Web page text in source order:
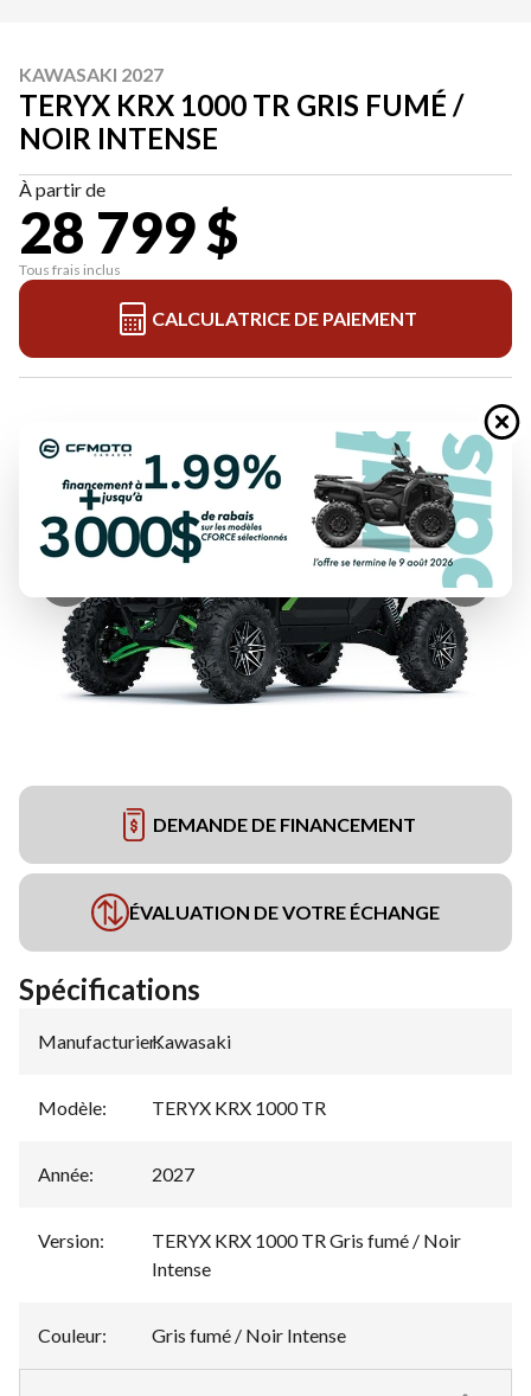
KAWASAKI 2027
TERYX KRX 1000 TR GRIS FUMÉ /
NOIR INTENSE
À partir de
28 799 $
Tous frais inclus
CALCULATRICE DE PAIEMENT
DEMANDE DE FINANCEMENT
ÉVALUATION DE VOTRE ÉCHANGE
Spécifications
Manufacturier:
Kawasaki
Modèle: TERYX KRX 1000 TR
Année: 2027
Version:
TERYX KRX 1000 TR Gris fumé / Noir
Intense
Couleur: Gris fumé / Noir Intense